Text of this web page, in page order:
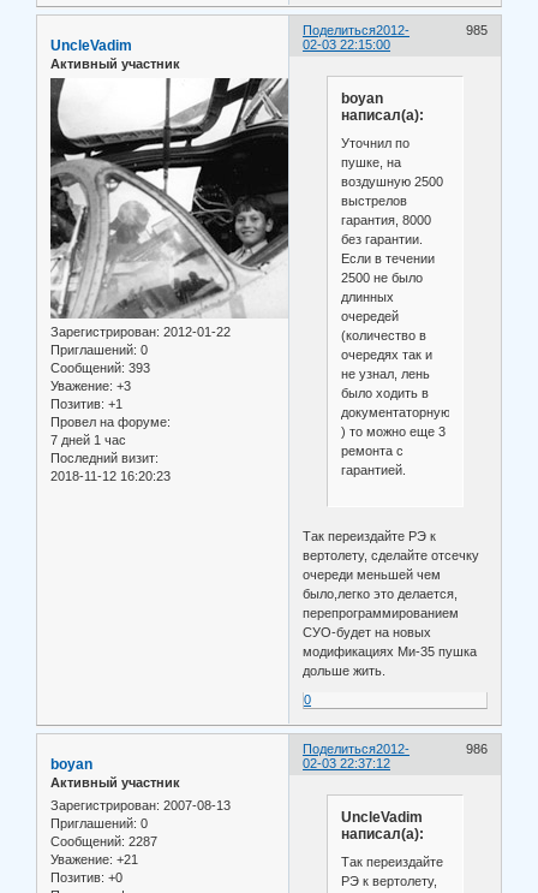
Поделиться 985
2012-
02-03 22:15:00
UncleVadim
Активный участник
Зарегистрирован: 2012-01-22
Приглашений: 0
Сообщений: 393
Уважение: +3
Позитив: +1
Провел на форуме:
7 дней 1 час
Последний визит:
2018-11-12 16:20:23
boyan
написал(а):
Уточнил по
пушке, на
воздушную 2500
выстрелов
гарантия, 8000
без гарантии.
Если в течении
2500 не было
длинных
очередей
(количество в
очередях так и
не узнал, лень
было ходить в
документаторную
) то можно еще 3
ремонта с
гарантией.
Так переиздайте РЭ к
вертолету, сделайте отсечку
очереди меньшей чем
было,легко это делается,
перепрограммированием
СУО-будет на новых
модификациях Ми-35 пушка
дольше жить.
0
Поделиться 986
2012-
02-03 22:37:12
boyan
Активный участник
Зарегистрирован: 2007-08-13
Приглашений: 0
Сообщений: 2287
Уважение: +21
Позитив: +0
UncleVadim
написал(а):
Так переиздайте
РЭ к вертолету,